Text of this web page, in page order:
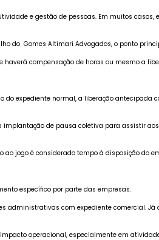
e gestão de pessoas. Em muitos
do Gomes Altimari Advogados, o ponto
compensação de horas ou mesmo a
expediente normal, a liberação
de pausa coletiva para assistir
jogo é considerado tempo à disposição do
específico por parte das empresas.
administrativas com expediente
operacional, especialmente em